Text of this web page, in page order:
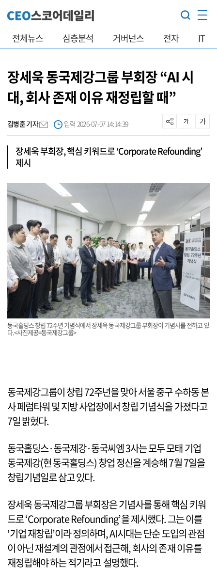
전체뉴스 심층분석 거버넌스 전자 IT
장세욱 동국제강그룹 부회장 “AI 시
대, 회사 존재 이유 재정립할 때”
김병훈 기자 입력 2026-07-07 14:14:39
장세욱 부회장, 핵심 키워드로 ‘Corporate Refounding’
제시
동국홀딩스 창립 72주년 기념식에서 장세욱 동국제강그룹 부회장이 기념사를 전하고 있
다.<사진제공=동국제강그룹>
동국제강그룹이 창립 72주년을 맞아 서울 중구 수하동 본
사 페럼타워 및 지방 사업장에서 창립 기념식을 가졌다고
7일 밝혔다.
동국홀딩스·동국제강·동국씨엠 3사는 모두 모태 기업
동국제강(현 동국홀딩스) 창업 정신을 계승해 7월 7일을
창립기념일로 삼고 있다.
장세욱 동국제강그룹 부회장은 기념사를 통해 핵심 키워
드로 ‘Corporate Refounding’을 제시했다. 그는 이를
‘기업 재창립’이라 정의하며, AI시대는 단순 도입의 관점
이 아닌 재설계의 관점에서 접근해, 회사의 존재 이유를
재정립해야 하는 적기라고 설명했다.